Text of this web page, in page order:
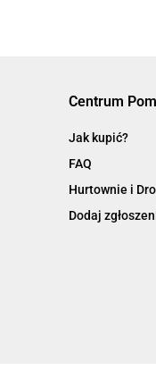
Centrum
Jak kupić?
FAQ
Hurtownie i
Dodaj